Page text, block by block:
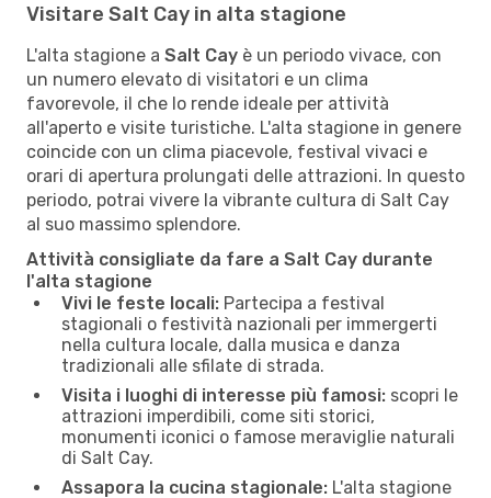
Visitare Salt Cay in alta stagione
L'alta stagione a Salt Cay è un periodo vivace, con
un numero elevato di visitatori e un clima
favorevole, il che lo rende ideale per attività
all'aperto e visite turistiche. L'alta stagione in genere
coincide con un clima piacevole, festival vivaci e
orari di apertura prolungati delle attrazioni. In questo
periodo, potrai vivere la vibrante cultura di Salt Cay
al suo massimo splendore.
Attività consigliate da fare a Salt Cay durante
l'alta stagione
Vivi le feste locali: Partecipa a festival
stagionali o festività nazionali per immergerti
nella cultura locale, dalla musica e danza
tradizionali alle sfilate di strada.
Visita i luoghi di interesse più famosi: scopri le
attrazioni imperdibili, come siti storici,
monumenti iconici o famose meraviglie naturali
di Salt Cay.
Assapora la cucina stagionale: L'alta stagione